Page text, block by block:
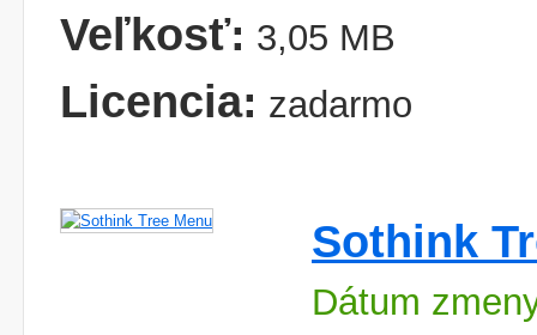
Veľkosť: 3,05 MB
Licencia: zadarmo
Sothink
Dátum